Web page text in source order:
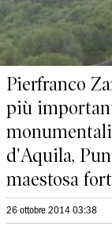
Pierfranco
più
d'Aquila,
maestosa
26 ottobre 2014 03:38